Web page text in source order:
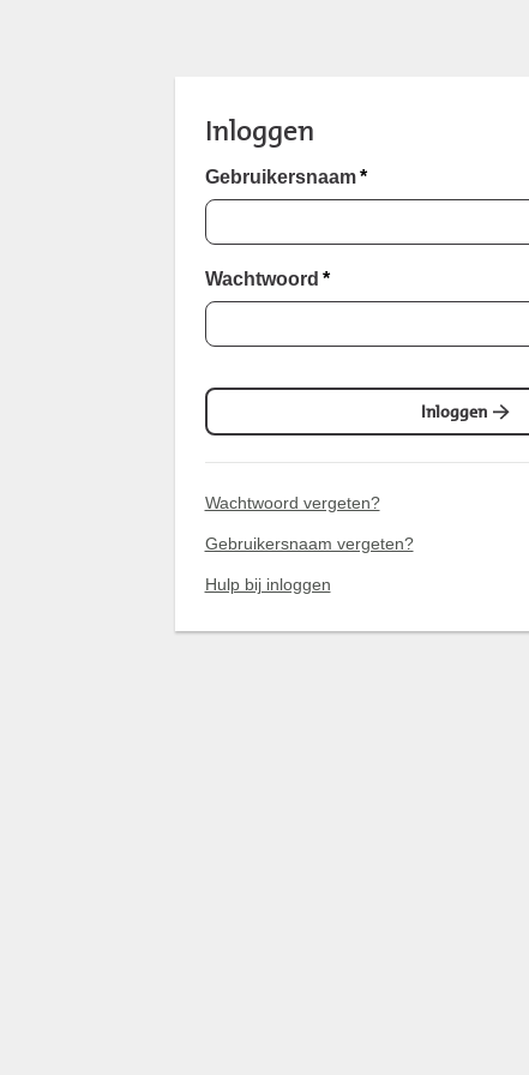
Inloggen
Gebruikersnaam *
Wachtwoord *
Inloggen
Wachtwoord vergeten?
Gebruikersnaam vergeten?
Hulp bij inloggen